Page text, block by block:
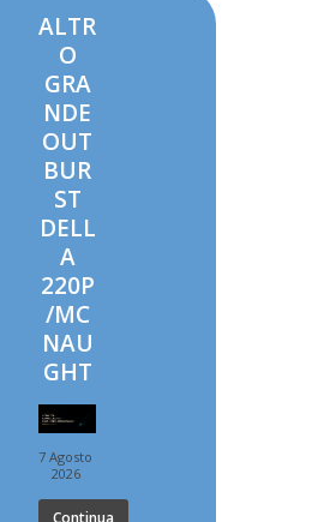
ALTR
O
GRA
NDE
OUT
BUR
ST
DELL
A
220P
/MC
NAU
GHT
7 Agosto
2026
Continua